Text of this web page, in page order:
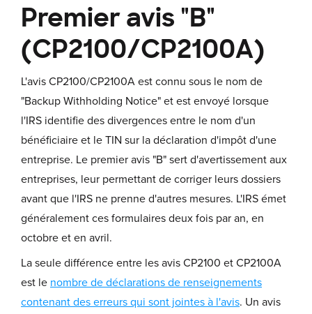
Premier avis "B"
(CP2100/CP2100A)
L'avis CP2100/CP2100A est connu sous le nom de
"Backup Withholding Notice" et est envoyé lorsque
l'IRS identifie des divergences entre le nom d'un
bénéficiaire et le TIN sur la déclaration d'impôt d'une
entreprise. Le premier avis "B" sert d'avertissement aux
entreprises, leur permettant de corriger leurs dossiers
avant que l'IRS ne prenne d'autres mesures. L'IRS émet
généralement ces formulaires deux fois par an, en
octobre et en avril.
La seule différence entre les avis CP2100 et CP2100A
est le nombre de déclarations de renseignements
contenant des erreurs qui sont jointes à l'avis. Un avis